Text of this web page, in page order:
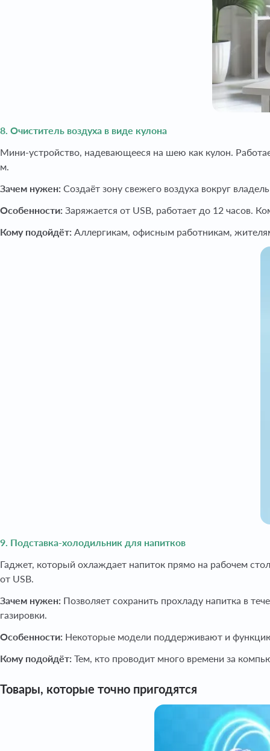
8. Очиститель воздуха в виде кулона
Мини-устройство, надевающееся на шею как кулон.
м.
Зачем нужен: Создаёт зону свежего воздуха вокруг
Особенности: Заряжается от USB, работает до 12 часов.
Кому подойдёт: Аллергикам, офисным работникам,
9. Подставка-холодильник для напитков
Гаджет, который охлаждает напиток прямо на рабочем
от USB.
Зачем нужен: Позволяет сохранить прохладу напитка в
газировки.
Особенности: Некоторые модели поддерживают и
Кому подойдёт: Тем, кто проводит много времени за
Товары, которые точно пригодятся